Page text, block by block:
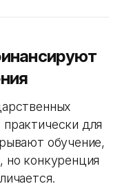
для
обучение,
но конкуренция